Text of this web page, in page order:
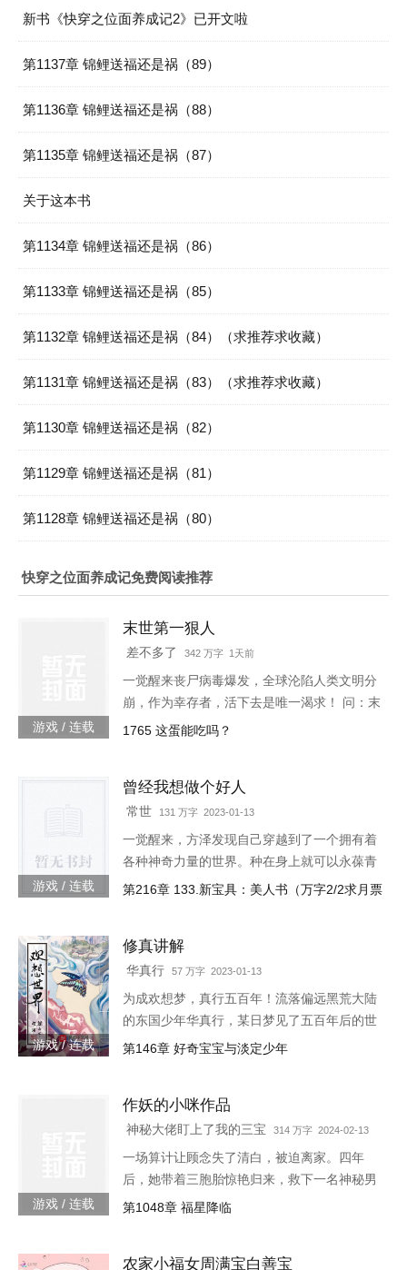
新书《快穿之位面养成记2》已开文啦
第1137章 锦鲤送福还是祸（89）
第1136章 锦鲤送福还是祸（88）
第1135章 锦鲤送福还是祸（87）
关于这本书
第1134章 锦鲤送福还是祸（86）
第1133章 锦鲤送福还是祸（85）
第1132章 锦鲤送福还是祸（84）（求推荐求收藏）
第1131章 锦鲤送福还是祸（83）（求推荐求收藏）
第1130章 锦鲤送福还是祸（82）
第1129章 锦鲤送福还是祸（81）
第1128章 锦鲤送福还是祸（80）
快穿之位面养成记免费阅读推荐
游戏 / 连载
末世第一狠人
差不多了 342 万字 1天前
一觉醒来丧尸病毒爆发，全球沦陷人类文明分
崩，作为幸存者，活下去是唯一渴求！ 问：末
世怎样才能活下去？答：首先要狠！【非重
1765 这蛋能吃吗？
游戏 / 连载
曾经我想做个好人
常世 131 万字 2023-01-13
一觉醒来，方泽发现自己穿越到了一个拥有着
各种神奇力量的世界。种在身上就可以永葆青
春的蘑菇每分一个分身就会智商下降实力提升
第216章 133.新宝具：美人书（万字2/2求月票
游戏 / 连载
修真讲解
华真行 57 万字 2023-01-13
为成欢想梦，真行五百年！流落偏远黑荒大陆
的东国少年华真行，某日梦见了五百年后的世
界。在那个世界上，很多国度与部族甚至已消
第146章 好奇宝宝与淡定少年
游戏 / 连载
作妖的小咪作品
神秘大佬盯上了我的三宝 314 万字 2024-02-13
一场算计让顾念失了清白，被迫离家。四年
后，她带着三胞胎惊艳归来，救下一名神秘男
子。她认为救人是医生天职，却不料男子缠着
鉴定，“乖，我是你们的亲爹。”顾念抚额，带
第1048章 福星降临
农家小福女周满宝白善宝